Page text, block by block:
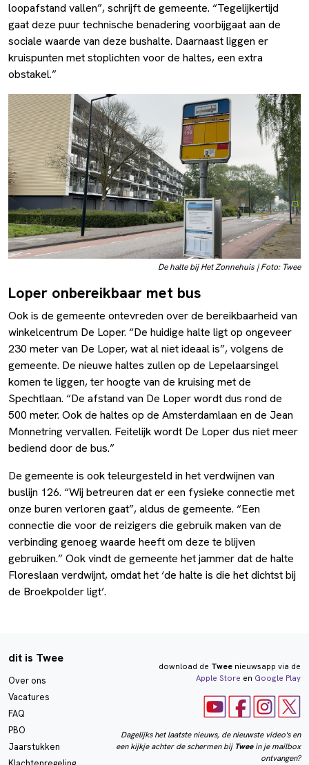
loopafstand vallen”, schrijft de gemeente. “Tegelijkertijd
gaat deze puur technische benadering voorbijgaat aan de
sociale waarde van deze bushalte. Daarnaast liggen er
kruispunten met stoplichten voor de haltes, een extra
obstakel.”
De halte bij Het Zonnehuis | Foto: Twee
Loper onbereikbaar met bus
Ook is de gemeente ontevreden over de bereikbaarheid van
winkelcentrum De Loper. “De huidige halte ligt op ongeveer
230 meter van De Loper, wat al niet ideaal is”, volgens de
gemeente. De nieuwe haltes zullen op de Lepelaarsingel
komen te liggen, ter hoogte van de kruising met de
Spechtlaan. “De afstand van De Loper wordt dus rond de
500 meter. Ook de haltes op de Amsterdamlaan en de Jean
Monnetring vervallen. Feitelijk wordt De Loper dus niet meer
bediend door de bus.”
De gemeente is ook teleurgesteld in het verdwijnen van
buslijn 126. “Wij betreuren dat er een fysieke connectie met
onze buren verloren gaat”, aldus de gemeente. “Een
connectie die voor de reizigers die gebruik maken van de
verbinding genoeg waarde heeft om deze te blijven
gebruiken.” Ook vindt de gemeente het jammer dat de halte
Floreslaan verdwijnt, omdat het ‘de halte is die het dichtst bij
de Broekpolder ligt’.
dit is Twee
Over ons
Vacatures
FAQ
PBO
Jaarstukken
download de Tweenieuwsapp via de
Apple Store en Google Play
Dagelijks het laatste nieuws, de nieuwste video's en
een kijkje achter de schermen bij Tweein je mailbox
ontvangen?